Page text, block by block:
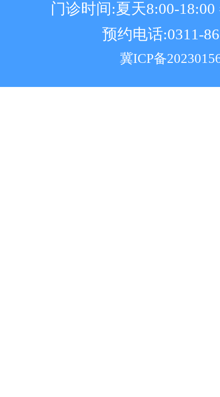
门诊时间:夏天8:00-18:00
预约电话:0311-
冀ICP备